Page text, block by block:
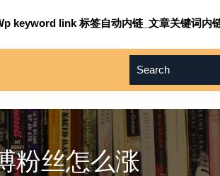
keyword link 标签自动内链_文章关键词内
粉丝怎么涨